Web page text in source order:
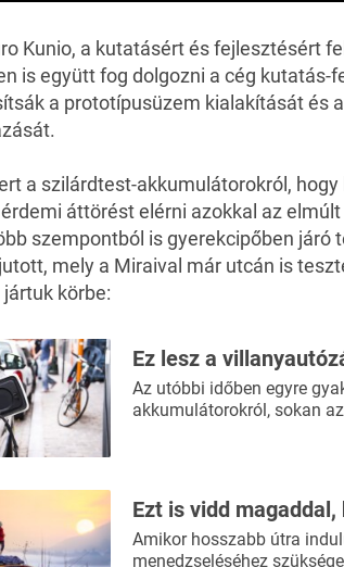
Kunio, a kutatásért és fejlesztésért
is együtt fog dolgozni a cég kutatás-
a prototípusüzem kialakítását és
a szilárdtest-akkumulátorokról,
áttörést elérni azokkal az
szempontból is gyerekcipőben járó
mely a Miraival már utcán is
körbe:
Ez lesz a
Az utóbbi időben egyre
akkumulátorokról, sokan
Ezt is vidd
Amikor hosszabb útra
menedzseléséhez